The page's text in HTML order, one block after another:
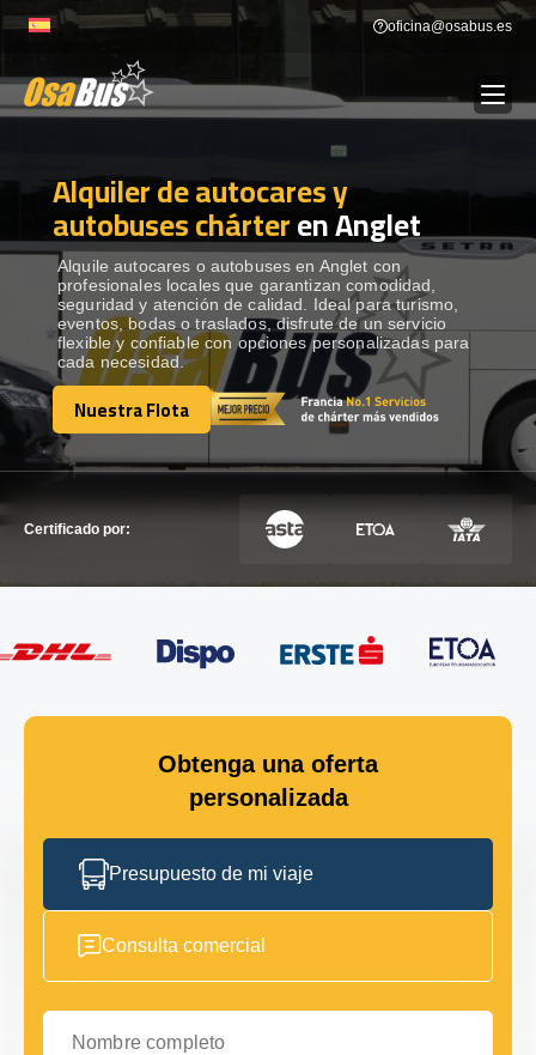
to
oficina@osabus.es
ALQUILER DE AUTOCARES
DESTINOS Show dropdown
RECORRIDAS Show dropdown
FLOTA
Alquiler de autocares y
autobuses chárteren Anglet
Alquile autocares o autobuses en Anglet con
profesionales locales que garantizan comodidad,
seguridad y atención de calidad. Ideal para turismo,
eventos, bodas o traslados, disfrute de un servicio
flexible y confiable con opciones personalizadas para
cada necesidad.
Nuestra Flota
Nuestra Flota
Certificado por:
Obtenga una oferta
personalizada
Presupuesto de mi viaje
Consulta comercial
Nombre completo